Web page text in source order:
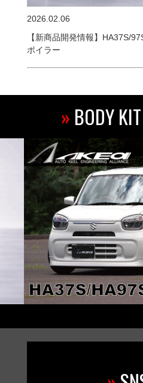
2026.02.06
【新商品開発情報】HA37S/
ポイラー
» BODY